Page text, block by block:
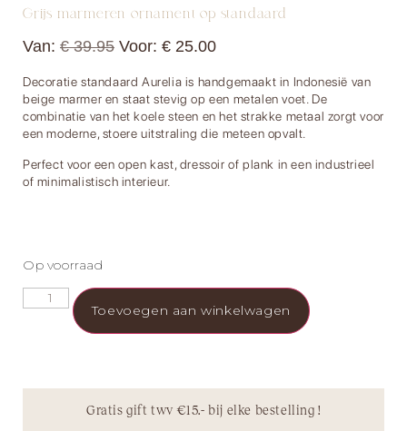
Grijs marmeren ornament op standaard
Van: €39.95 Voor: € 25.00
Decoratie standaard Aurelia is handgemaakt in Indonesië van
beige marmer en staat stevig op een metalen voet. De
combinatie van het koele steen en het strakke metaal zorgt voor
een moderne, stoere uitstraling die meteen opvalt.
Perfect voor een open kast, dressoir of plank in een industrieel
of minimalistisch interieur.
Op voorraad
Toevoegen aan winkelwagen
Gratis gift twv €15.- bij elke bestelling !